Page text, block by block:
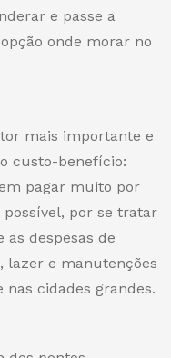
e passe a
opção onde morar no
mais importante e
custo-benefício:
pagar muito por
possível, por se tratar
despesas de
lazer e manutenções
nas cidades grandes.